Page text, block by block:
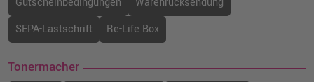
SEPA-Lastschrift
Re-Life Box
Tonermacher